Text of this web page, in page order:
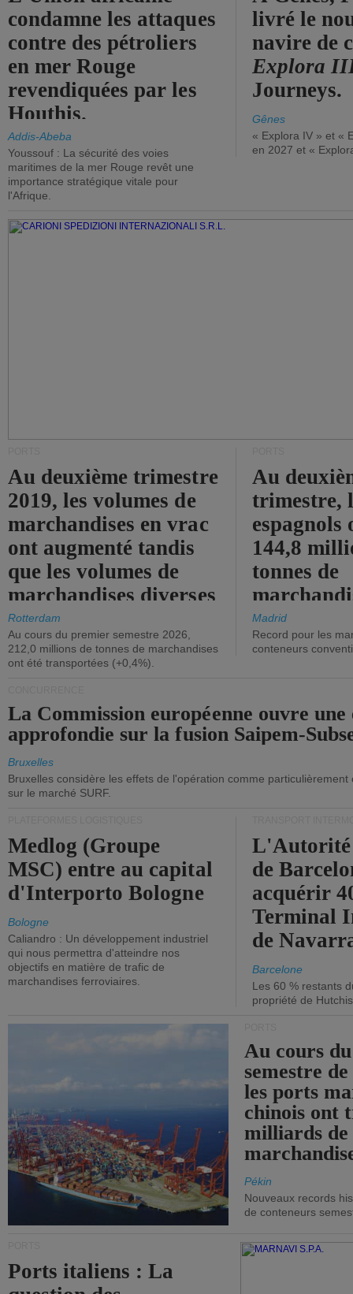
condamne les attaques
contre des pétroliers
en mer Rouge
revendiquées par les
Houthis.
Addis-Abeba
Youssouf : La sécurité des voies
maritimes de la mer Rouge revêt une
importance stratégique vitale pour
l'Afrique.
livré le
navire de
Explora
Journeys.
Gênes
« Explora IV » et «
en 2027 et «
Au deuxième trimestre
2019, les volumes de
marchandises en vrac
ont augmenté tandis
que les volumes de
marchandises diverses
ont diminué.
Rotterdam
Au cours du premier semestre 2026,
212,0 millions de tonnes de marchandises
ont été transportées (+0,4%).
Au
trimestre,
144,8
tonnes de
(+2,9%).
Madrid
Record pour les
conteneurs
La Commission européenne ouvre une
approfondie sur la fusion Saipem-
Bruxelles
Bruxelles considère les effets de l'opération comme
sur le marché SURF.
Medlog (Groupe
MSC) entre au capital
d'Interporto Bologne
Bologne
Caliandro : Un développement industriel
qui nous permettra d'atteindre nos
objectifs en matière de trafic de
marchandises ferroviaires.
de
acquérir
Terminal
de
Barcelone
Les 60 % restants
propriété de
Au cours
semestre
les ports
chinois ont
milliards de
Pékin
Nouveaux records
de conteneurs
Ports italiens : La